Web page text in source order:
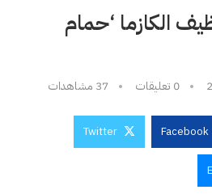
الكازما ‘حمام
0 تعليقات 37 مشاهدات
Facebook
Twitter